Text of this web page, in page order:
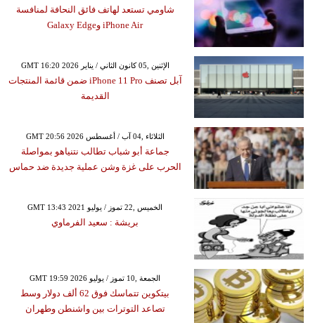
شاومي تستعد لهاتف فائق النحافة لمنافسة
iPhone Air وGalaxy Edge
GMT 16:20 2026 الإثنين ,05 كانون الثاني / يناير
آبل تصنف iPhone 11 Pro ضمن قائمة المنتجات
القديمة
GMT 20:56 2026 الثلاثاء ,04 آب / أغسطس
جماعة أبو شباب تطالب نتنياهو بمواصلة
الحرب على غزة وشن عملية جديدة ضد حماس
GMT 13:43 2021 الخميس ,22 تموز / يوليو
بريشة : سعيد الفرماوي
GMT 19:59 2026 الجمعة ,10 تموز / يوليو
بيتكوين تتماسك فوق 62 ألف دولار وسط
تصاعد التوترات بين واشنطن وطهران